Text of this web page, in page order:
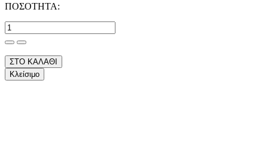
ΠΟΣΟΤΗΤΑ:
ΣΤΟ ΚΑΛΑΘΙ
Κλείσιμο